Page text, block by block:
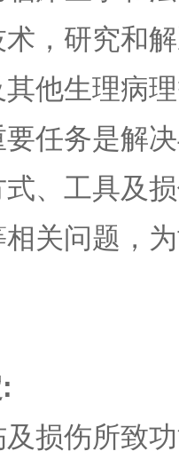
，研究和
其他生理病
任务是解
、工具及
关问题，
伤所致功